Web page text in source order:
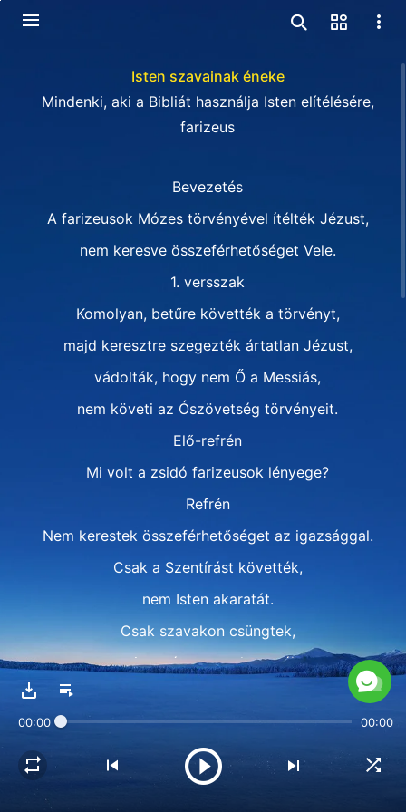
Isten szavainak éneke
Mindenki, aki a Bibliát használja Isten elítélésére,
farizeus
Bevezetés
A farizeusok Mózes törvényével ítélték Jézust,
nem keresve összeférhetőséget Vele.
1. versszak
Komolyan, betűre követték a törvényt,
majd keresztre szegezték ártatlan Jézust,
vádolták, hogy nem Ő a Messiás,
nem követi az Ószövetség törvényeit.
Elő-refrén
Mi volt a zsidó farizeusok lényege?
Refrén
Nem kerestek összeférhetőséget az igazsággal.
Csak a Szentírást követték,
nem Isten akaratát.
Csak szavakon csüngtek,
az igazságot nem keresték.
csak a Bibliában hittek ők.
2. versszak
A Biblia védelmében,
00:00 00:00